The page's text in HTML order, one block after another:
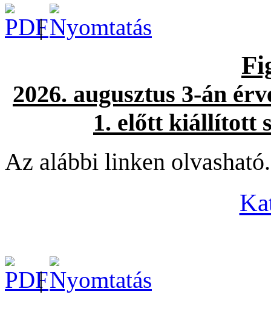
|
2026. augusztus 3-án
1. előtt kiállított
Az alábbi linken olvasható.
|